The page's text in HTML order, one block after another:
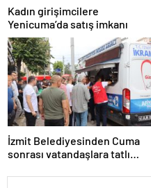
Kadın girişimcilere
Yenicuma’da satış imkanı
İzmit Belediyesinden Cuma
sonrası vatandaşlara tatlı